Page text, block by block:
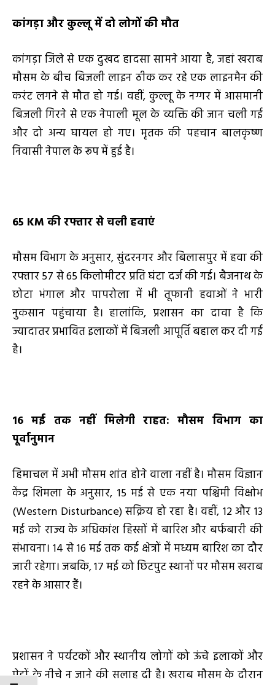
कांगड़ा और कुल्लू में दो लोगों की मौत
कांगड़ा जिले से एक दुखद हादसा सामने आया है, जहां खराब
मौसम के बीच बिजली लाइन ठीक कर रहे एक लाइनमैन की
करंट लगने से मौत हो गई। वहीं, कुल्लू के नग्गर में आसमानी
बिजली गिरने से एक नेपाली मूल के व्यक्ति की जान चली गई
और दो अन्य घायल हो गए। मृतक की पहचान बालकृष्ण
निवासी नेपाल के रूप में हुई है।
65 KM की रफ्तार से चली हवाएं
मौसम विभाग के अनुसार, सुंदरनगर और बिलासपुर में हवा की
रफ्तार 57 से 65 किलोमीटर प्रति घंटा दर्ज की गई। बैजनाथ के
छोटा भंगाल और पापरोला में भी तूफानी हवाओं ने भारी
नुकसान पहुंचाया है। हालांकि, प्रशासन का दावा है कि
ज्यादातर प्रभावित इलाकों में बिजली आपूर्ति बहाल कर दी गई
है।
16 मई तक नहीं मिलेगी राहत: मौसम विभाग का
पूर्वानुमान
हिमाचल में अभी मौसम शांत होने वाला नहीं है। मौसम विज्ञान
केंद्र शिमला के अनुसार, 15 मई से एक नया पश्चिमी विक्षोभ
(Western Disturbance) सक्रिय हो रहा है। वहीं, 12 और 13
मई को राज्य के अधिकांश हिस्सों में बारिश और बर्फबारी की
संभावना। 14 से 16 मई तक कई क्षेत्रों में मध्यम बारिश का दौर
जारी रहेगा। जबकि, 17 मई को छिटपुट स्थानों पर मौसम खराब
रहने के आसार हैं।
प्रशासन ने पर्यटकों और स्थानीय लोगों को ऊंचे इलाकों और
पेड़ों के नीचे न जाने की सलाह दी है। खराब मौसम के दौरान